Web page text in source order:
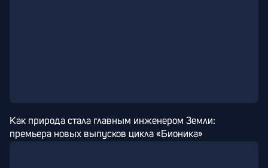
Как природа стала главным инженером Земли:
премьера новых выпусков цикла «Бионика»